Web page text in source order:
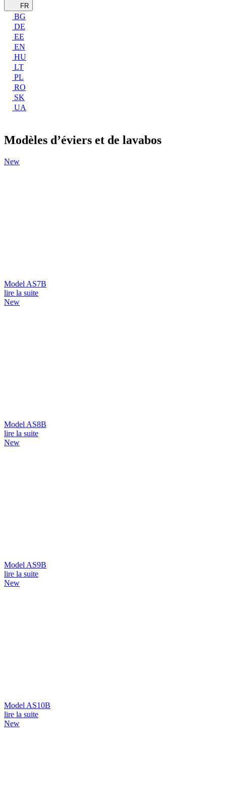
FR
BG
DE
EE
EN
HU
LT
PL
RO
SK
UA
Modèles d’éviers et de lavabos
New
Model AS7B
lire la suite
New
Model AS8B
lire la suite
New
Model AS9B
lire la suite
New
Model AS10B
lire la suite
New